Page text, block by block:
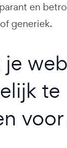
en
generiek.
je
te
voor